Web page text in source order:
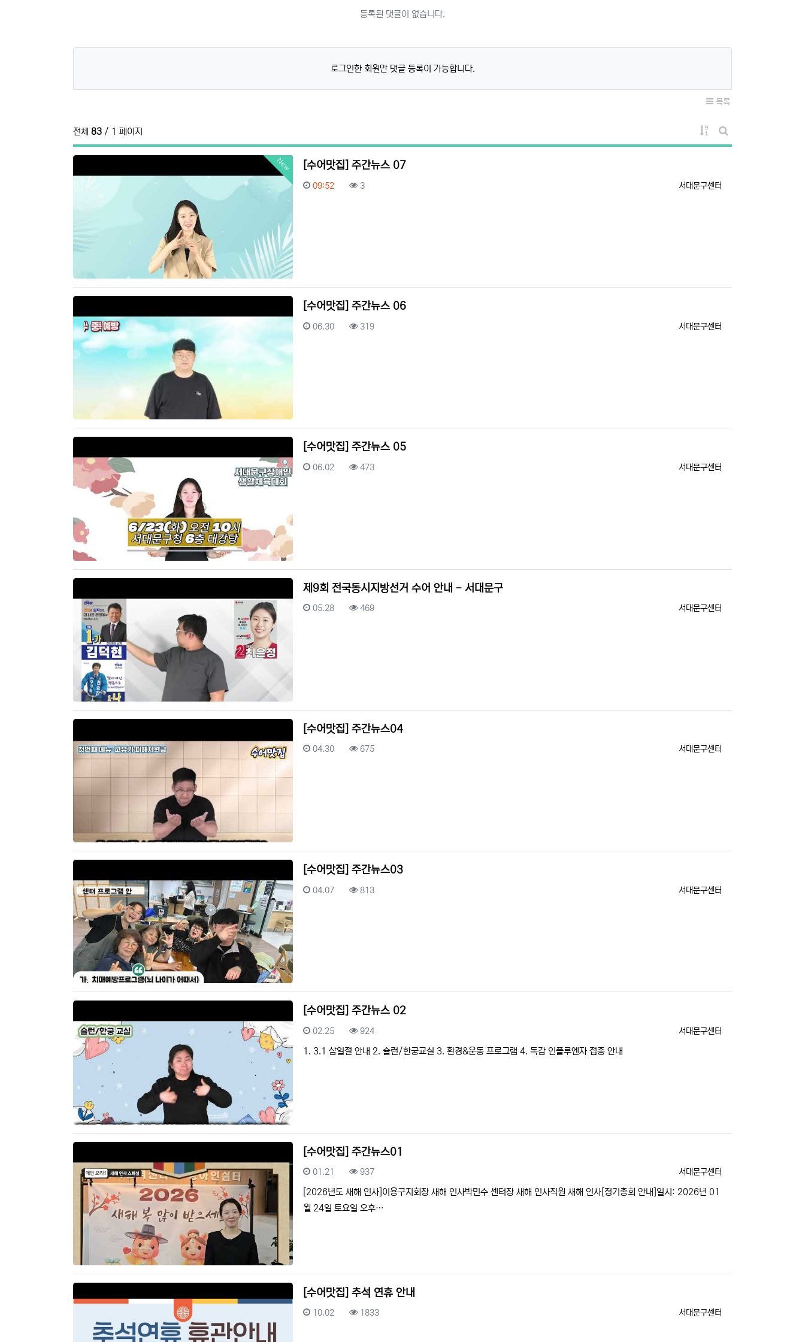
등록된 댓글이 없습니다.
로그인한 회원만 댓글 등록이 가능합니다.
목록
전체 83 / 1 페이지
게시물 정렬
게시판 검색
New [수어맛집] 주간뉴스 07
등록자
서대문구센터
등록일
09:52 조회
3
[수어맛집] 주간뉴스 06
등록자
서대문구센터
등록일
06.30 조회
319
[수어맛집] 주간뉴스 05
등록자
서대문구센터
등록일
06.02 조회
473
제9회 전국동시지방선거 수어 안내 - 서대문구
등록자
서대문구센터
등록일
05.28 조회
469
[수어맛집] 주간뉴스04
등록자
서대문구센터
등록일
04.30 조회
675
[수어맛집] 주간뉴스03
등록자
서대문구센터
등록일
04.07 조회
813
[수어맛집] 주간뉴스 02
등록자
서대문구센터
등록일
02.25 조회
924
1. 3.1 삼일절 안내 2. 슐런/한궁교실 3. 환경&운동 프로그램 4. 독감 인플루엔자 접종 안내
[수어맛집] 주간뉴스01
등록자
서대문구센터
등록일
01.21 조회
937
[2026년도 새해 인사]이용구지회장 새해 인사박민수 센터장 새해 인사직원 새해 인사[정기총회 안내]일시: 2026년 01
월 24일 토요일 오후…
[수어맛집] 추석 연휴 안내
등록자
서대문구센터
등록일
10.02 조회
1833